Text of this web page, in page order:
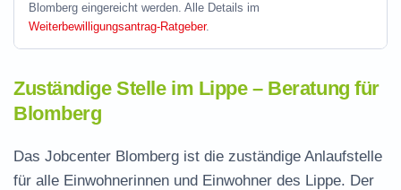
Blomberg eingereicht werden. Alle Details im
Weiterbewilligungsantrag-Ratgeber.
Zuständige Stelle im Lippe – Beratung für
Blomberg
Das Jobcenter Blomberg ist die zuständige Anlaufstelle
für alle Einwohnerinnen und Einwohner des Lippe. Der